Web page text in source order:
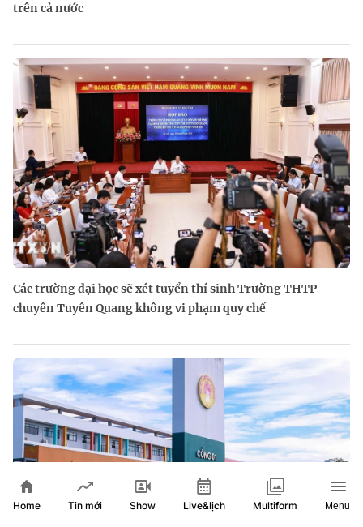
trên cả nước
Các trường đại học sẽ xét tuyển thí sinh Trường THTP
chuyên Tuyên Quang không vi phạm quy chế
Home Tin mới Show Live&lịch Multiform Menu